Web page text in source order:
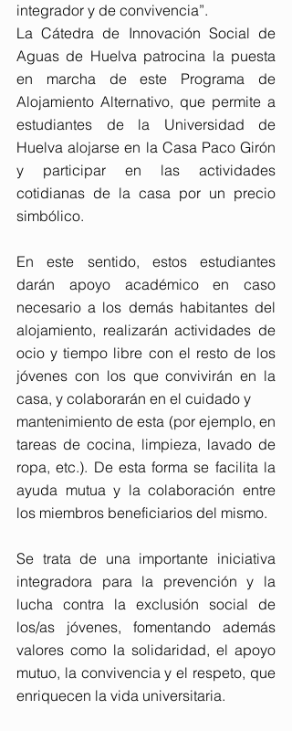
integrador y de convivencia”.
La Cátedra de Innovación Social de
Aguas de Huelva patrocina la puesta
en marcha de este Programa de
Alojamiento Alternativo, que permite a
estudiantes de la Universidad de
Huelva alojarse en la Casa Paco Girón
y participar en las actividades
cotidianas de la casa por un precio
simbólico.
En este sentido, estos estudiantes
darán apoyo académico en caso
necesario a los demás habitantes del
alojamiento, realizarán actividades de
ocio y tiempo libre con el resto de los
jóvenes con los que convivirán en la
casa, y colaborarán en el cuidado y
mantenimiento de esta (por ejemplo, en
tareas de cocina, limpieza, lavado de
ropa, etc.). De esta forma se facilita la
ayuda mutua y la colaboración entre
los miembros beneficiarios del mismo.
Se trata de una importante iniciativa
integradora para la prevención y la
lucha contra la exclusión social de
los/as jóvenes, fomentando además
valores como la solidaridad, el apoyo
mutuo, la convivencia y el respeto, que
enriquecen la vida universitaria.